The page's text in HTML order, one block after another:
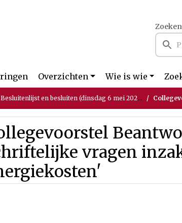
Zoeken
Overzichten Wie is wie
en besluiten (dinsdag 6 mei 2025)
vragen